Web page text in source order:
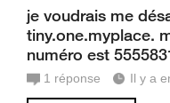
je voudrais me
tiny.one.myplace.
numéro est
1 réponse Il y a